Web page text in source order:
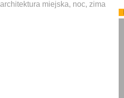
architektura miejska, noc, zima